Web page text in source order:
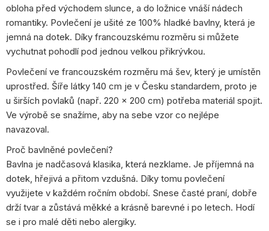
obloha před východem slunce, a do ložnice vnáší nádech
romantiky. Povlečení je ušité ze 100% hladké bavlny, která je
jemná na dotek. Díky francouzskému rozměru si můžete
vychutnat pohodlí pod jednou velkou přikrývkou.
Povlečení ve francouzském rozměru má šev, který je umístěn
uprostřed. Šíře látky 140 cm je v Česku standardem, proto je
u širších povlaků (např. 220 × 200 cm) potřeba materiál spojit.
Ve výrobě se snažíme, aby na sebe vzor co nejlépe
navazoval.
Proč bavlněné povlečení?
Bavlna je nadčasová klasika, která nezklame. Je příjemná na
dotek, hřejivá a přitom vzdušná. Díky tomu povlečení
využijete v každém ročním období. Snese časté praní, dobře
drží tvar a zůstává měkké a krásně barevné i po letech. Hodí
se i pro malé děti nebo alergiky.